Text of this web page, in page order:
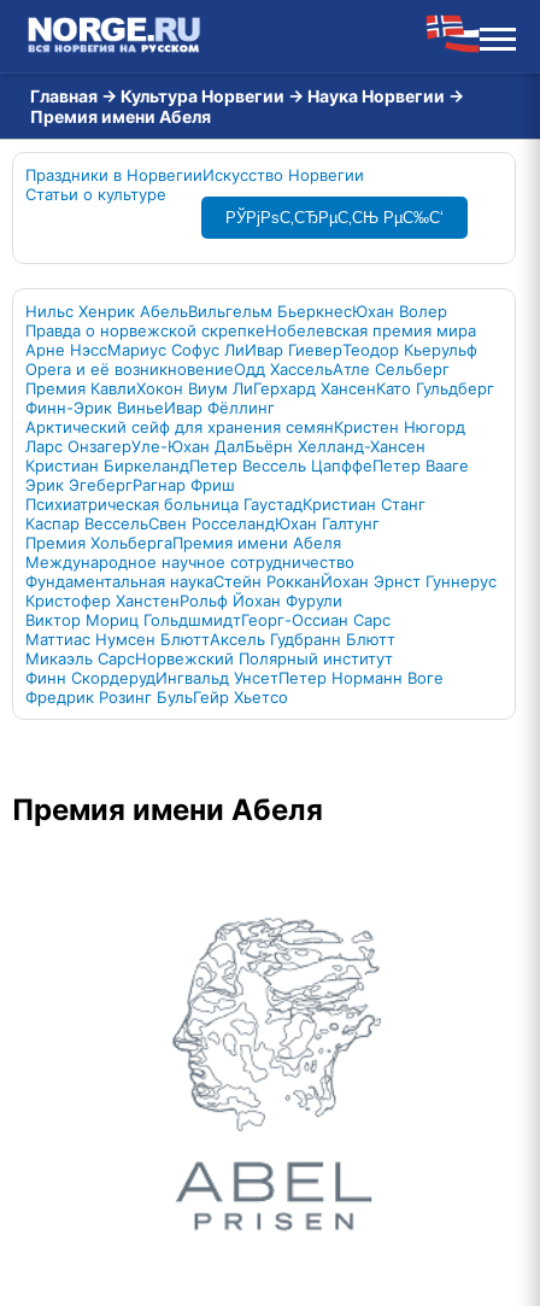
Главная → Культура Норвегии → Наука Норвегии →
Премия имени Абеля
Праздники в НорвегииИскусство Норвегии
Статьи о культуре
РЎРјРѕС‚СЂРµС‚СЊ РµС‰С‘
Нильс Хенрик АбельВильгельм БьеркнесЮхан Волер
Правда о норвежской скрепкеНобелевская премия мира
Арне НэссМариус Софус ЛиИвар ГиеверТеодор Кьерульф
Opera и её возникновениеОдд ХассельАтле Сельберг
Премия КавлиХокон Виум ЛиГерхард ХансенКато Гульдберг
Финн-Эрик ВиньеИвар Фёллинг
Арктический сейф для хранения семянКристен Нюгорд
Ларс ОнзагерУле-Юхан ДалБьёрн Хелланд-Хансен
Кристиан БиркеландПетер Вессель ЦапффеПетер Вааге
Эрик ЭгебергРагнар Фриш
Психиатрическая больница ГаустадКристиан Станг
Каспар ВессельСвен РосселандЮхан Галтунг
Премия ХольбергаПремия имени Абеля
Международное научное сотрудничество
Фундаментальная наукаСтейн РокканЙохан Эрнст Гуннерус
Кристофер ХанстенРольф Йохан Фурули
Виктор Мориц ГольдшмидтГеорг-Оссиан Сарс
Маттиас Нумсен БлюттАксель Гудбранн Блютт
Микаэль СарсНорвежский Полярный институт
Финн СкордерудИнгвальд УнсетПетер Норманн Воге
Фредрик Розинг БульГейр Хьетсо
Премия имени Абеля